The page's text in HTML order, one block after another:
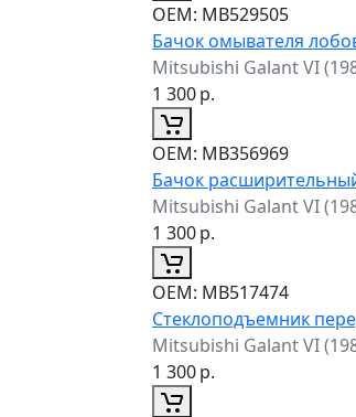
ОЕМ: MB529505
Бачок омывателя
Mitsubishi Galant VI
1 300р.
ОЕМ: MB356969
Бачок
Mitsubishi Galant VI
1 300р.
ОЕМ: MB517474
Стеклоподъемник
Mitsubishi Galant VI
1 300р.